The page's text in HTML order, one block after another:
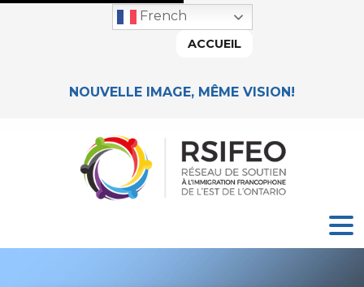
NOUVELLE IMAGE, MÊME VISION!
French
ACCUEIL